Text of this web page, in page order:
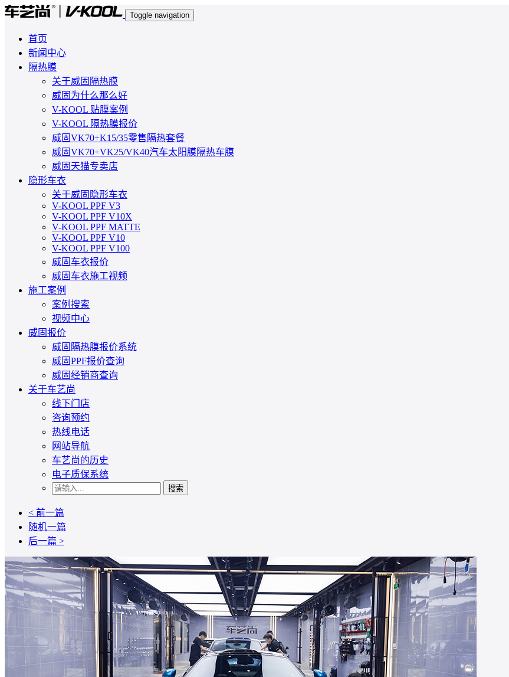
Toggle navigation
首页
新闻中心
隔热膜
关于威固隔热膜
威固为什么那么好
V-KOOL 贴膜案例
V-KOOL 隔热膜报价
威固VK70+K15/35零售隔热套餐
威固VK70+VK25/VK40汽车太阳膜隔热车膜
威固天猫专卖店
隐形车衣
关于威固隐形车衣
V-KOOL PPF V3
V-KOOL PPF V10X
V-KOOL PPF MATTE
V-KOOL PPF V10
V-KOOL PPF V100
威固车衣报价
威固车衣施工视频
施工案例
案例搜索
视频中心
威固报价
威固隔热膜报价系统
威固PPF报价查询
威固经销商查询
关于车艺尚
线下门店
咨询预约
热线电话
网站导航
车艺尚的历史
电子质保系统
搜索
< 前一篇
随机一篇
后一篇 >